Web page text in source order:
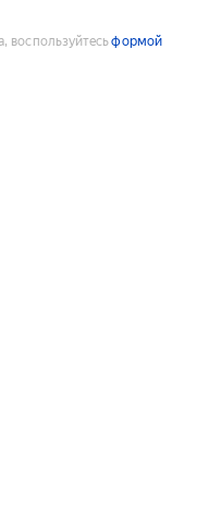
воспользуйтесьформой